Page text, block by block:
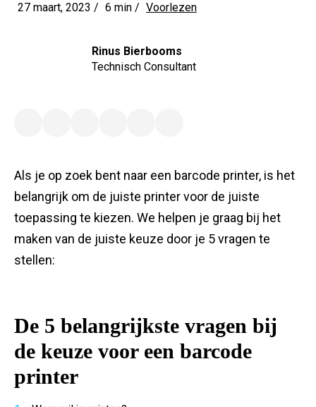
27 maart, 2023 / 6 min / Voorlezen
Rinus Bierbooms
Technisch Consultant
Als je op zoek bent naar een barcode printer, is het
belangrijk om de juiste printer voor de juiste
toepassing te kiezen. We helpen je graag bij het
maken van de juiste keuze door je 5 vragen te
stellen:
De 5 belangrijkste vragen bij
de keuze voor een barcode
printer